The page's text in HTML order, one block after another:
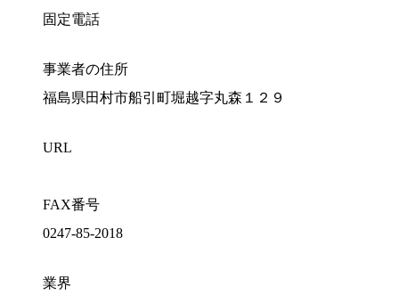
固定電話
事業者の住所
福島県田村市船引町堀越字丸森１２９
URL
FAX番号
0247-85-2018
業界